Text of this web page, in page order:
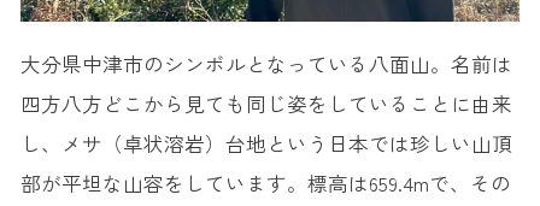
大分県中津市のシンボルとなっている八面山。名前は
四方八方どこから見ても同じ姿をしていることに由来
し、メサ（卓状溶岩）台地という日本では珍しい山頂
部が平坦な山容をしています。標高は659.4mで、その